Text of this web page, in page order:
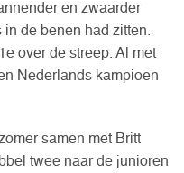
en zwaarder
de benen had zitten.
over de streep. Al met
Nederlands kampioen
samen met Britt
twee naar de junioren